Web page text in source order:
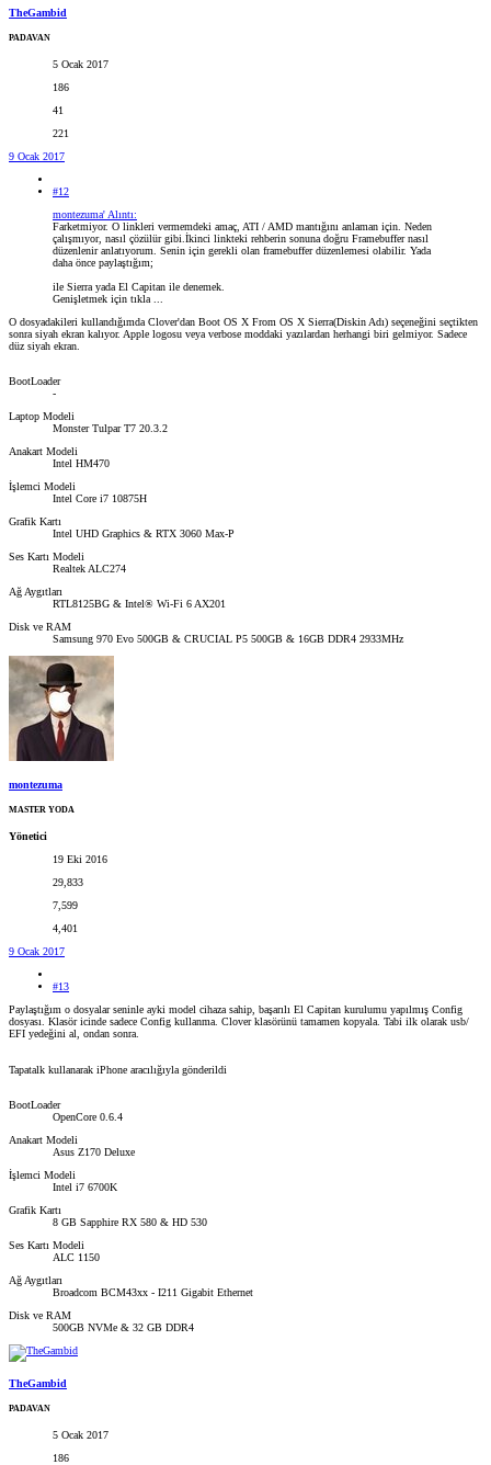
TheGambid
PADAVAN
5 Ocak 2017
186
41
221
9 Ocak 2017
#12
montezuma' Alıntı:
Farketmiyor. O linkleri vermemdeki amaç, ATI / AMD mantığını anlaman için. Neden
çalışmıyor, nasıl çözülür gibi.İkinci linkteki rehberin sonuna doğru Framebuffer nasıl
düzenlenir anlatıyorum. Senin için gerekli olan framebuffer düzenlemesi olabilir. Yada
daha önce paylaştığım;
ile Sierra yada El Capitan ile denemek.
Genişletmek için tıkla ...
O dosyadakileri kullandığımda Clover'dan Boot OS X From OS X Sierra(Diskin Adı) seçeneğini seçtikten
sonra siyah ekran kalıyor. Apple logosu veya verbose moddaki yazılardan herhangi biri gelmiyor. Sadece
düz siyah ekran.
BootLoader
-
Laptop Modeli
Monster Tulpar T7 20.3.2
Anakart Modeli
Intel HM470
İşlemci Modeli
Intel Core i7 10875H
Grafik Kartı
Intel UHD Graphics & RTX 3060 Max-P
Ses Kartı Modeli
Realtek ALC274
Ağ Aygıtları
RTL8125BG & Intel® Wi-Fi 6 AX201
Disk ve RAM
Samsung 970 Evo 500GB & CRUCIAL P5 500GB & 16GB DDR4 2933MHz
montezuma
MASTER YODA
Yönetici
19 Eki 2016
29,833
7,599
4,401
9 Ocak 2017
#13
Paylaştığım o dosyalar seninle ayki model cihaza sahip, başarılı El Capitan kurulumu yapılmış Config
dosyası. Klasör icinde sadece Config kullanma. Clover klasörünü tamamen kopyala. Tabi ilk olarak usb/
EFI yedeğini al, ondan sonra.
Tapatalk kullanarak iPhone aracılığıyla gönderildi
BootLoader
OpenCore 0.6.4
Anakart Modeli
Asus Z170 Deluxe
İşlemci Modeli
Intel i7 6700K
Grafik Kartı
8 GB Sapphire RX 580 & HD 530
Ses Kartı Modeli
ALC 1150
Ağ Aygıtları
Broadcom BCM43xx - I211 Gigabit Ethernet
Disk ve RAM
500GB NVMe & 32 GB DDR4
TheGambid
PADAVAN
5 Ocak 2017
186